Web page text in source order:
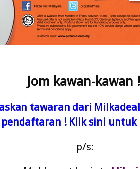
Jom kawan-kawan
tawaran dari
pendaftaran ! Klik sini
p/s: